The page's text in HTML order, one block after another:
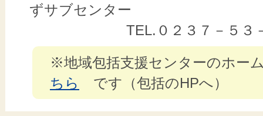
ずサブセンター
TEL.０２３７－
※地域包括支援センターのホ
ちら
です（包括のHPへ）